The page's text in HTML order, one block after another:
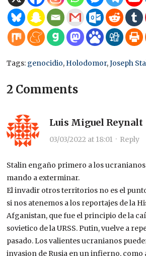
Tags: genocidio, Holodomor,Joseph
2 Comments
Luis Miguel Reynalt
03/03/2022 at 18:01 · Reply
Stalin engaño primero a los ucranianos
mando a exterminar.
El invadir otros territorios no es el
si nos atenemos a los reportajes de la
Afganistan, que fue el principio de la
sovietico de la URSS. Putin, vuelve a
pasado. Los valientes ucranianos
invasion de Rusia en un infierno,